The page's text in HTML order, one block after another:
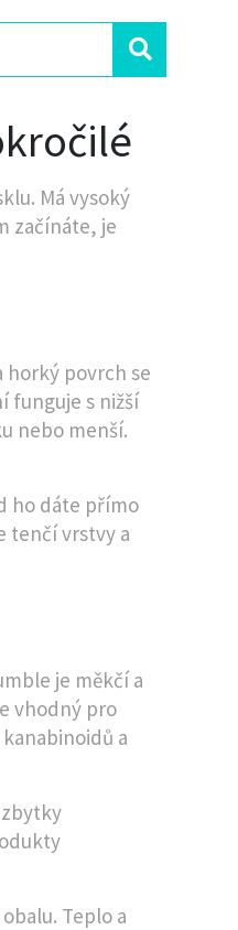
Má vysoký
začínáte, je
horký povrch se
funguje s nižší
nebo menší.
ho dáte přímo
tenčí vrstvy a
je měkčí a
vhodný pro
a
Teplo a